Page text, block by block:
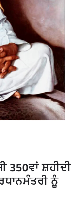
350ਵਾਂ ਸ਼ਹੀਦੀ
ਨੂੰ